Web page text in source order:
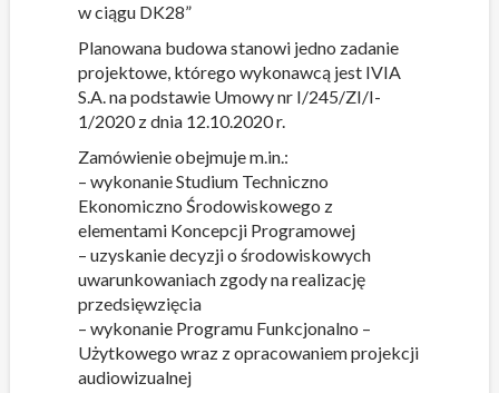
w ciągu DK28”
Planowana budowa stanowi jedno zadanie
projektowe, którego wykonawcą jest IVIA
S.A. na podstawie Umowy nr I/245/ZI/I-
1/2020 z dnia 12.10.2020 r.
Zamówienie obejmuje m.in.:
– wykonanie Studium Techniczno
Ekonomiczno Środowiskowego z
elementami Koncepcji Programowej
– uzyskanie decyzji o środowiskowych
uwarunkowaniach zgody na realizację
przedsięwzięcia
– wykonanie Programu Funkcjonalno –
Użytkowego wraz z opracowaniem projekcji
audiowizualnej